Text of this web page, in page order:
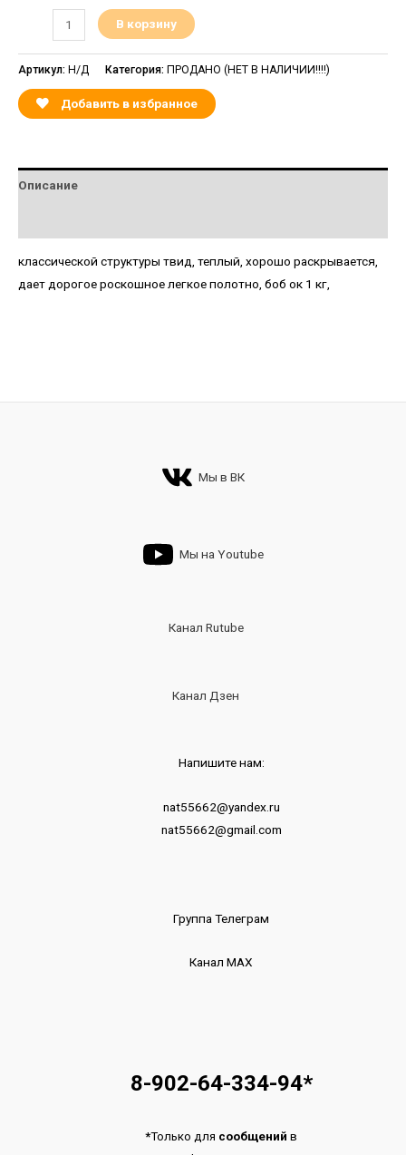
В корзину
Артикул: Н/Д Категория: ПРОДАНО (НЕТ В НАЛИЧИИ!!!!)
Добавить в избранное
Описание
классической структуры твид, теплый, хорошо раскрывается,
дает дорогое роскошное легкое полотно, боб ок 1 кг,
Мы в ВК
Мы на Youtube
Канал Rutube
Канал Дзен
Напишите нам:
nat55662@yandex.ru
nat55662@gmail.com
Группа Телеграм
Канал МАХ
8-902-64-334-94*
*Только для сообщений в